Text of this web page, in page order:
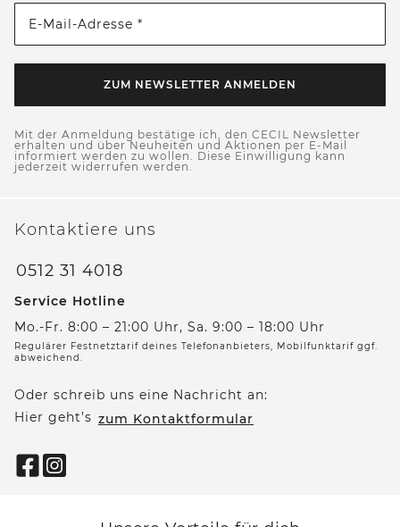
E-Mail-Adresse *
ZUM NEWSLETTER ANMELDEN
Mit der Anmeldung bestätige ich, den CECIL Newsletter
erhalten und über Neuheiten und Aktionen per E-Mail
informiert werden zu wollen. Diese Einwilligung kann
jederzeit widerrufen werden.
Kontaktiere uns
0512 31 4018
Service Hotline
Mo.-Fr. 8:00 – 21:00 Uhr, Sa. 9:00 – 18:00 Uhr
Regulärer Festnetztarif deines Telefonanbieters, Mobilfunktarif ggf.
abweichend.
Oder schreib uns eine Nachricht an:
Hier geht’s zum Kontaktformular